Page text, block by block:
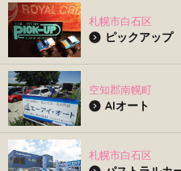
札幌市白石区
ピックアップ
空知郡南幌町
AIオート
札幌市白石区